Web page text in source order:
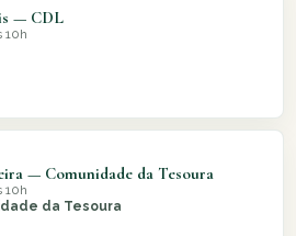
— CDL
10h
— Comunidade da Tesoura
10h
da Tesoura